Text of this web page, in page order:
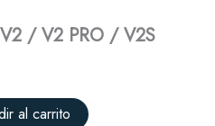
V2 / V2 PRO / V2S
al carrito